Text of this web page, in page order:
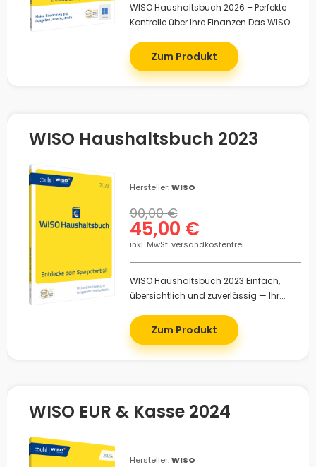
WISO Haushaltsbuch 2026 – Perfekte
Kontrolle über Ihre Finanzen Das WISO...
Zum Produkt
WISO Haushaltsbuch 2023
Hersteller:WISO
45,00 €
90,00 €
inkl. MwSt. versandkostenfrei
WISO Haushaltsbuch 2023 Einfach,
übersichtlich und zuverlässig — Ihr...
Zum Produkt
WISO EÜR & Kasse 2024
Hersteller:WISO